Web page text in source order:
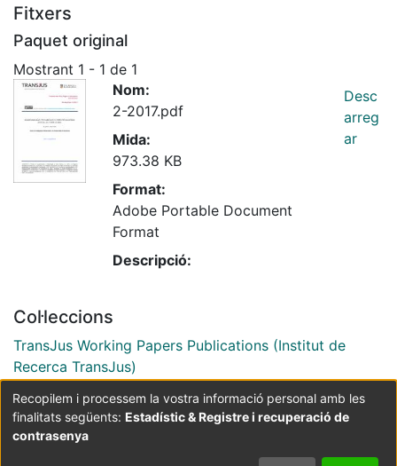
Fitxers
Paquet original
Mostrant 1 - 1 de 1
Nom:
2-2017.pdf
Mida:
973.38 KB
Format:
Adobe Portable Document
Format
Descripció:
Desc
arreg
ar
Col·leccions
TransJus Working Papers Publications (Institut de
Recerca TransJus)
Coordinació:CRAI UB Avís legal
Metadades
subjectes a:
Recopilem i processem la vostra informació personal amb les
finalitats següents: Estadístic & Registre i recuperació de
contrasenya